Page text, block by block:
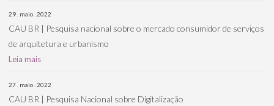
29 . maio . 2022
CAU BR | Pesquisa nacional sobre o mercado consumidor de serviços
de arquitetura e urbanismo
Leia mais
27 . maio . 2022
CAU BR | Pesquisa Nacional sobre Digitalização